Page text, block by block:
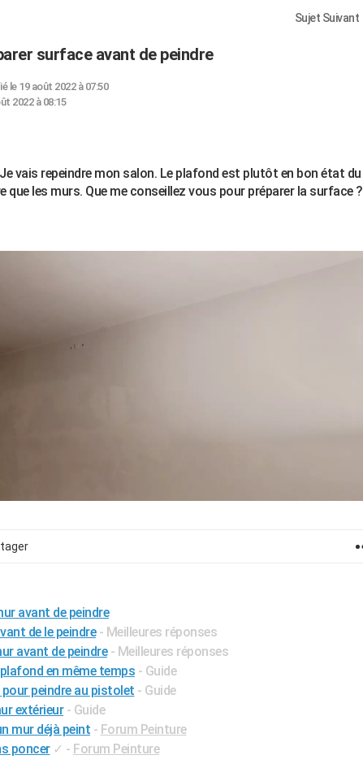
Sujet Suivant
surface avant de peindre
le 19 août 2022 à 07:50
2022 à 08:15
vais repeindre mon salon. Le plafond est plutôt en bon état du
que les murs. Que me conseillez vous pour préparer la surface ?
avant de peindre
de le peindre - Meilleures réponses
avant de peindre - Meilleures réponses
en même temps - Guide
peindre au pistolet - Guide
extérieur - Guide
mur déjà peint - Forum Peinture
poncer ✓ - Forum Peinture